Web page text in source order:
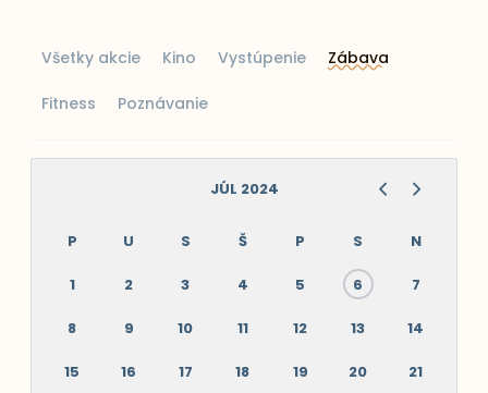
Všetky akcie Kino Vystúpenie Zábava
Fitness Poznávanie
JÚL 2024
P U S Š P S N
1 2 3 4 5 6 7
8 9 10 11 12 13 14
15 16 17 18 19 20 21